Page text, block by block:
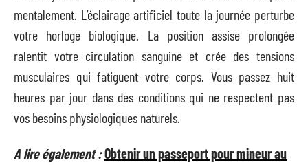
mentalement. L’éclairage artificiel toute la journée perturbe
votre horloge biologique. La position assise prolongée
ralentit votre circulation sanguine et crée des tensions
musculaires qui fatiguent votre corps. Vous passez huit
heures par jour dans des conditions qui ne respectent pas
vos besoins physiologiques naturels.
A lire également :Obtenir un passeport pour mineur au